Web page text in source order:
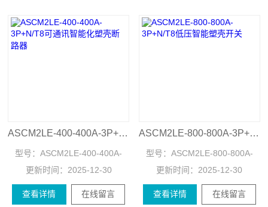
ASCM2LE-400-400A-3P+N/T8可通讯智能化塑壳断路器
型号： ASCM2LE-400-400A-
3P+N/T8
更新时间： 2025-12-30
查看详情 在线留言
ASCM2LE-800-800A-3P+N/T8低压智能塑壳开关
型号： ASCM2LE-800-800A-
3P+N/T8
更新时间： 2025-12-30
查看详情 在线留言